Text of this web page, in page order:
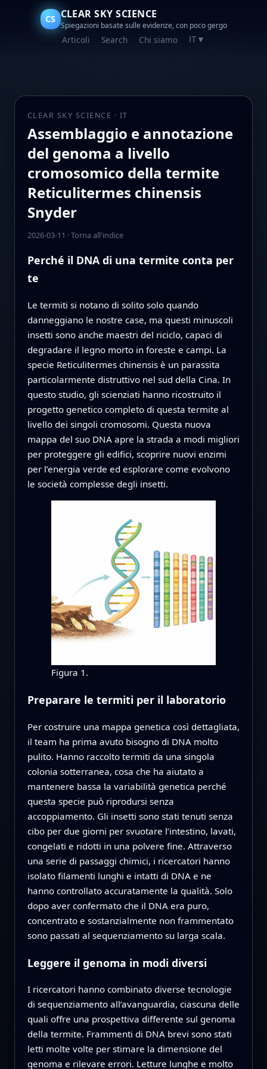
CS CLEAR SKY SCIENCE
Spiegazioni basate sulle evidenze, con poco gergo
Articoli Search Chi siamo IT ▼
CLEAR SKY SCIENCE · IT
Assemblaggio e annotazione
del genoma a livello
cromosomico della termite
Reticulitermes chinensis
Snyder
2026-03-11 ·Torna all'indice
Perché il DNA di una termite conta per
te
Le termiti si notano di solito solo quando
danneggiano le nostre case, ma questi minuscoli
insetti sono anche maestri del riciclo, capaci di
degradare il legno morto in foreste e campi. La
specie Reticulitermes chinensis è un parassita
particolarmente distruttivo nel sud della Cina. In
questo studio, gli scienziati hanno ricostruito il
progetto genetico completo di questa termite al
livello dei singoli cromosomi. Questa nuova
mappa del suo DNA apre la strada a modi migliori
per proteggere gli edifici, scoprire nuovi enzimi
per l’energia verde ed esplorare come evolvono
le società complesse degli insetti.
Figura 1.
Preparare le termiti per il laboratorio
Per costruire una mappa genetica così dettagliata,
il team ha prima avuto bisogno di DNA molto
pulito. Hanno raccolto termiti da una singola
colonia sotterranea, cosa che ha aiutato a
mantenere bassa la variabilità genetica perché
questa specie può riprodursi senza
accoppiamento. Gli insetti sono stati tenuti senza
cibo per due giorni per svuotare l’intestino, lavati,
congelati e ridotti in una polvere fine. Attraverso
una serie di passaggi chimici, i ricercatori hanno
isolato filamenti lunghi e intatti di DNA e ne
hanno controllato accuratamente la qualità. Solo
dopo aver confermato che il DNA era puro,
concentrato e sostanzialmente non frammentato
sono passati al sequenziamento su larga scala.
Leggere il genoma in modi diversi
I ricercatori hanno combinato diverse tecnologie
di sequenziamento all’avanguardia, ciascuna delle
quali offre una prospettiva differente sul genoma
della termite. Frammenti di DNA brevi sono stati
letti molte volte per stimare la dimensione del
genoma e rilevare errori. Letture lunghe e molto